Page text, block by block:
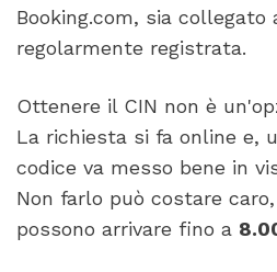
Booking.com, sia
regolarmente registrata.
Ottenere il CIN non è
La richiesta si fa online e,
codice va messo bene in
Non farlo può costare
possono arrivare fino a